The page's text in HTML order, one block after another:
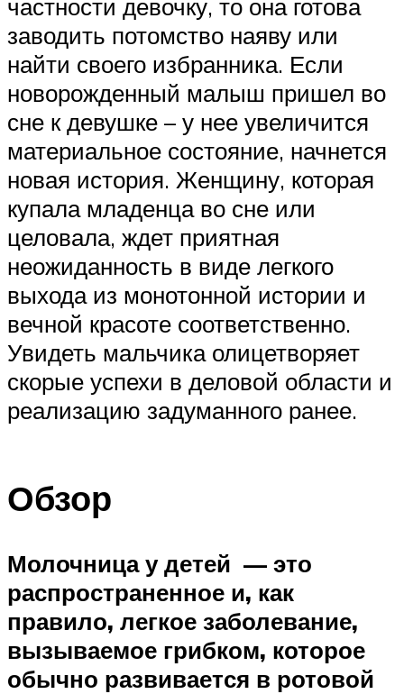
частности девочку, то она готова
заводить потомство наяву или
найти своего избранника. Если
новорожденный малыш пришел во
сне к девушке – у нее увеличится
материальное состояние, начнется
новая история. Женщину, которая
купала младенца во сне или
целовала, ждет приятная
неожиданность в виде легкого
выхода из монотонной истории и
вечной красоте соответственно.
Увидеть мальчика олицетворяет
скорые успехи в деловой области и
реализацию задуманного ранее.
Обзор
Молочница у детей — это
распространенное и, как
правило, легкое заболевание,
вызываемое грибком, которое
обычно развивается в ротовой